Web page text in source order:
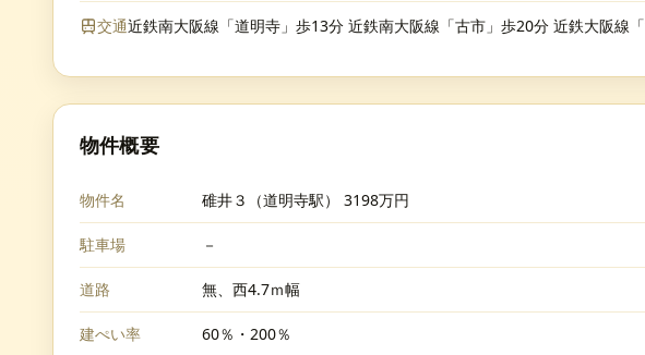
交通近鉄南大阪線「道明寺」歩13分 近鉄南大阪線「古市」歩20分 近鉄大阪線
物件概要
物件名 碓井３（道明寺駅） 3198万円
駐車場 －
道路 無、西4.7ｍ幅
建ぺい率 60％・200％